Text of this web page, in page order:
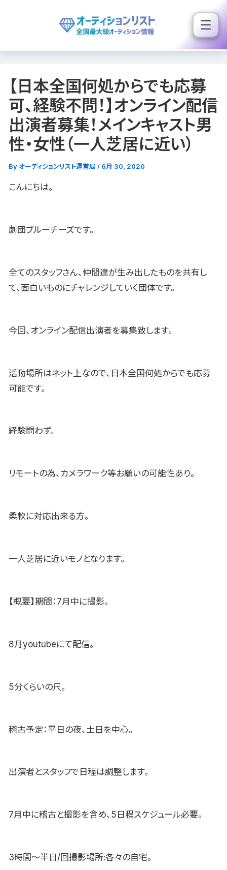
ス
【日本全国何処からでも応募
可、経験不問！】オンライン配信
出演者募集！メインキャスト男
性・女性（一人芝居に近い）
By オーディションリスト運営局 / 6月 30, 2020
こんにちは。
劇団ブルーチーズです。
全てのスタッフさん、仲間達が生み出したものを共有し
て、面白いものにチャレンジしていく団体です。
今回、オンライン配信出演者を募集致します。
活動場所はネット上なので、日本全国何処からでも応募
可能です。
経験問わず。
リモートの為、カメラワーク等お願いの可能性あり。
柔軟に対応出来る方。
一人芝居に近いモノとなります。
【概要】期間：7月中に撮影。
8月youtubeにて配信。
5分くらいの尺。
稽古予定：平日の夜、土日を中心。
出演者とスタッフで日程は調整します。
7月中に稽古と撮影を含め、5日程スケジュール必要。
3時間〜半日/回撮影場所:各々の自宅。